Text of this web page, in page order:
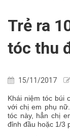
Trẻ ra
tóc thu
15/11/2017
Khái niệm tóc búi
với chị em phụ
tóc này, hẳn chị
đỉnh đầu hoặc 1/3